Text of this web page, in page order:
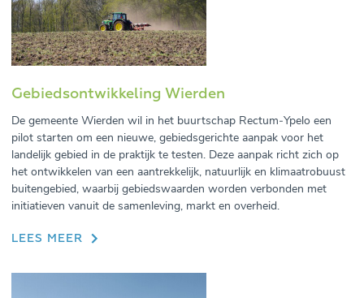
Gebiedsontwikkeling Wierden
De gemeente Wierden wil in het buurtschap Rectum‑Ypelo een
pilot starten om een nieuwe, gebiedsgerichte aanpak voor het
landelijk gebied in de praktijk te testen. Deze aanpak richt zich op
het ontwikkelen van een aantrekkelijk, natuurlijk en klimaat­robuust
buitengebied, waarbij gebiedswaarden worden verbonden met
initiatieven vanuit de samenleving, markt en overheid.
LEES MEER